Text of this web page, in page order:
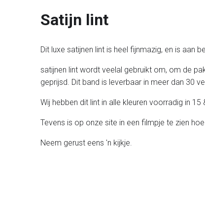
Satijn lint
Dit luxe satijnen lint is heel fijnmazig, en is aan
satijnen lint wordt veelal gebruikt om, om de
geprijsd. Dit band is leverbaar in meer dan 30
Wij hebben dit lint in alle kleuren voorradig in
Tevens is op onze site in een filmpje te zien
Neem gerust eens 'n kijkje.